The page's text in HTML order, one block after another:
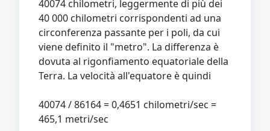
40074 chilometri, leggermente di più dei
40 000 chilometri corrispondenti ad una
circonferenza passante per i poli, da cui
viene definito il "metro". La differenza è
dovuta al rigonfiamento equatoriale della
Terra. La velocità all'equatore è quindi
40074 / 86164 = 0,4651 chilometri/sec =
465,1 metri/sec